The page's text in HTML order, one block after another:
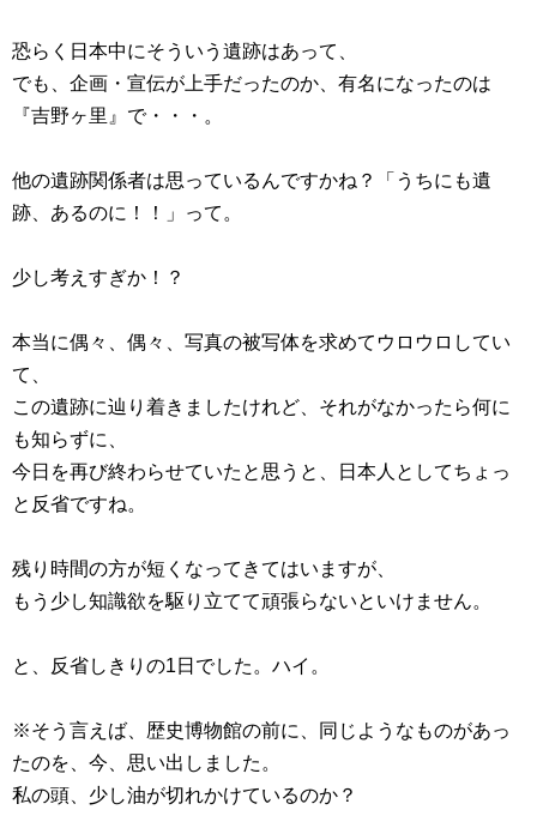
恐らく日本中にそういう遺跡はあって、
でも、企画・宣伝が上手だったのか、有名になったのは
『吉野ヶ里』で・・・。
他の遺跡関係者は思っているんですかね？「うちにも遺
跡、あるのに！！」って。
少し考えすぎか！？
本当に偶々、偶々、写真の被写体を求めてウロウロしてい
て、
この遺跡に辿り着きましたけれど、それがなかったら何に
も知らずに、
今日を再び終わらせていたと思うと、日本人としてちょっ
と反省ですね。
残り時間の方が短くなってきてはいますが、
もう少し知識欲を駆り立てて頑張らないといけません。
と、反省しきりの1日でした。ハイ。
※そう言えば、歴史博物館の前に、同じようなものがあっ
たのを、今、思い出しました。
私の頭、少し油が切れかけているのか？